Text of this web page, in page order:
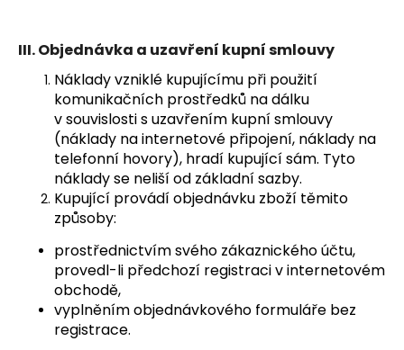
III.Objednávka a uzavření kupní smlouvy
Náklady vzniklé kupujícímu při použití
komunikačních prostředků na dálku
v souvislosti s uzavřením kupní smlouvy
(náklady na internetové připojení, náklady na
telefonní hovory), hradí kupující sám. Tyto
náklady se neliší od základní sazby.
Kupující provádí objednávku zboží těmito
způsoby:
prostřednictvím svého zákaznického účtu,
provedl-li předchozí registraci v internetovém
obchodě,
vyplněním objednávkového formuláře bez
registrace.